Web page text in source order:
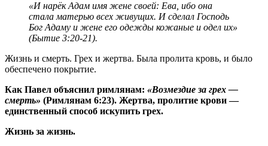
«И нарёк Адам имя жене своей: Ева, ибо она
стала матерью всех живущих. И сделал Господь
Бог Адаму и жене его одежды кожаные и одел их»
(Бытие 3:20-21).
Жизнь и смерть. Грех и жертва. Была пролита кровь, и было
обеспечено покрытие.
Как Павел объяснил римлянам: «Возмездие за грех —
смерть» (Римлянам 6:23). Жертва, пролитие крови —
единственный способ искупить грех.
Жизнь за жизнь.